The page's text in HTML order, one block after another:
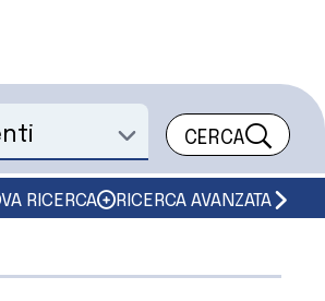
CERCA
RICERCA RICERCA AVANZATA